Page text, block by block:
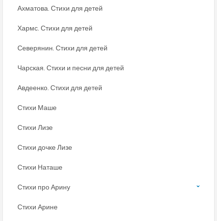
Ахматова. Стихи для детей
Хармс. Стихи для детей
Северянин. Стихи для детей
Чарская. Стихи и песни для детей
Авдеенко. Стихи для детей
Стихи Маше
Стихи Лизе
Стихи дочке Лизе
Стихи Наташе
Стихи про Арину
Стихи Арине